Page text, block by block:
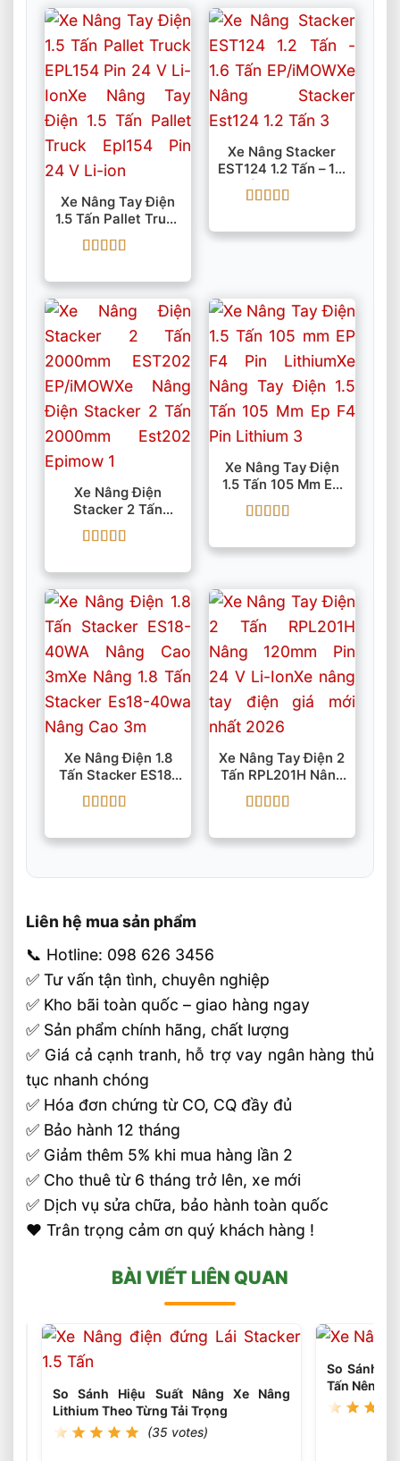
Xe Nâng Tay Điện
1.5 Tấn Pallet Truck
EPL154 Pin 24 V Li-
Ion
hạng55 sao
Xe Nâng Stacker
EST124 1.2 Tấn – 1.6
Tấn EP/iMOW
hạng55 sao
Xe Nâng Điện
Stacker 2 Tấn
2000mm EST202
EP/iMOW
hạng55 sao
Xe Nâng Tay Điện
1.5 Tấn 105 Mm EP
F4 Pin Lithium
hạng55 sao
Xe Nâng Điện 1.8
Tấn Stacker ES18-
40WA Nâng Cao
3m
hạng55 sao
Xe Nâng Tay Điện 2
Tấn RPL201H Nâng
120mm Pin 24 V Li-
Ion
hạng55 sao
Liên hệ mua sản phẩm
📞 Hotline: 098 626 3456
✅ Tư vấn tận tình, chuyên nghiệp
✅ Kho bãi toàn quốc – giao hàng ngay
✅ Sản phẩm chính hãng, chất lượng
✅ Giá cả cạnh tranh, hỗ trợ vay ngân hàng thủ
tục nhanh chóng
✅ Hóa đơn chứng từ CO, CQ đầy đủ
✅ Bảo hành 12 tháng
✅ Giảm thêm 5% khi mua hàng lần 2
✅ Cho thuê từ 6 tháng trở lên, xe mới
✅ Dịch vụ sửa chữa, bảo hành toàn quốc
❤️ Trân trọng cảm ơn quý khách hàng !
BÀI VIẾT LIÊN QUAN
So Sánh Hiệu Suất Nâng Xe Nâng
Lithium Theo Từng Tải Trọng
(35 votes)
So Sánh
Tấn Nên